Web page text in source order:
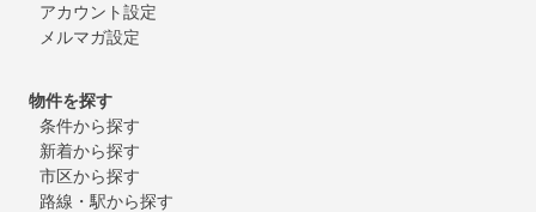
アカウント設定
メルマガ設定
物件を探す
条件から探す
新着から探す
市区から探す
路線・駅から探す